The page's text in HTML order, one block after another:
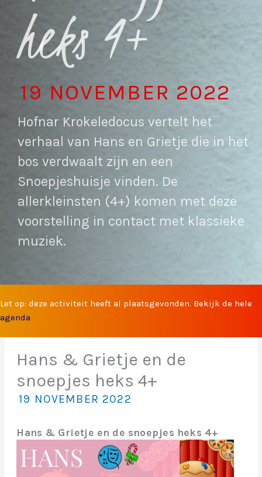
heks 4+
19 NOVEMBER 2022
Hofnar Krokeledocus vertelt het
verhaal van Hans en Grietje die in het
bos verdwaalt zijn en een
Snoepjeshuisje vinden. De
allerkleinsten (4+) komen met deze
voorstelling in contact met klassieke
muziek.
Let op: deze activiteit heeft al plaatsgevonden. Bekijk de hele
agenda
Hans & Grietje en de
snoepjes heks 4+
19 NOVEMBER 2022
Hans & Grietje en de snoepjes heks 4+